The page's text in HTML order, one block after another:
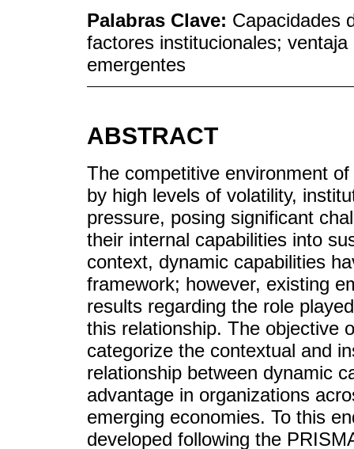
Palabras Clave: Capacidades
factores institucionales;
emergentes
ABSTRACT
The competitive environment
by high levels of volatility,
pressure, posing significant
their internal capabilities into
context, dynamic capabilities
framework; however, existing
results regarding the role
this relationship. The objective
categorize the contextual and
relationship between dynamic
advantage in organizations
emerging economies. To this
developed following the